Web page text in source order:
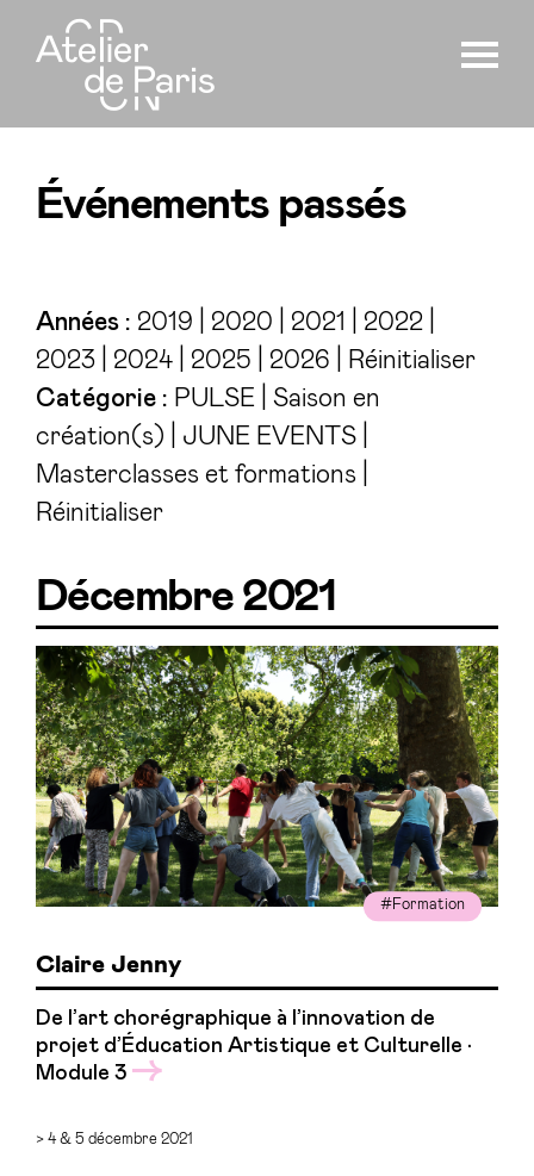
Événements passés
Années : 2019 2020 2021 2022|
2023| 2024| 2025 2026
Réinitialiser
Catégorie : PULSE| Saison en
création(s)
JUNE EVENTS|
Masterclasses et formations
Réinitialiser
Décembre 2021
#Formation
Claire Jenny
De l’art chorégraphique à l’innovation de
projet d’Éducation Artistique et Culturelle •
Module 3
> 4 & 5 décembre 2021